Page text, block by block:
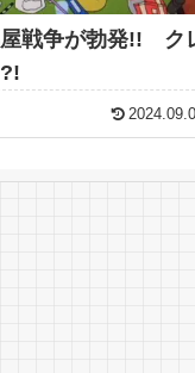
屋戦争が勃発!! ク